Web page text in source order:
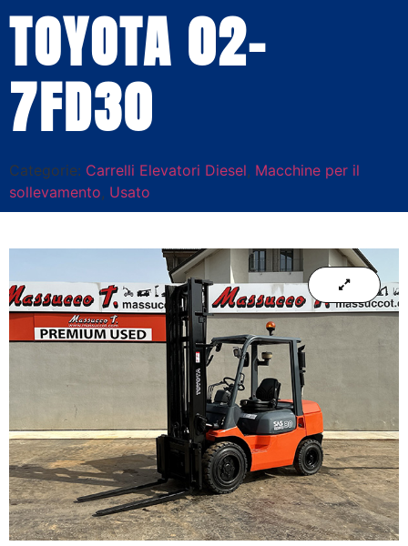
TOYOTA 02-
7FD30
Categorie: Carrelli Elevatori Diesel, Macchine per il
sollevamento, Usato